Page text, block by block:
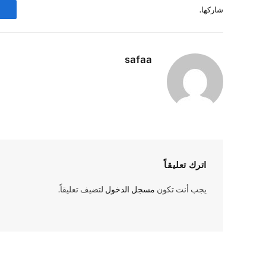
شاركها.
safaa
اترك تعليقاً
يجب أنت تكون مسجل الدخول لتضيف تعليقاً.